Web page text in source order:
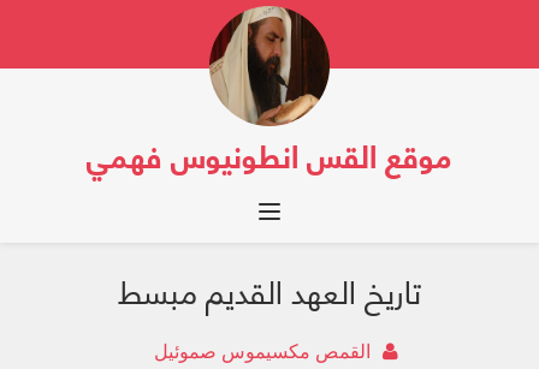
موقع القس انطونيوس فهمي
Toggle navigation
تاريخ العهد القديم مبسط
القمص مكسيموس صموئيل